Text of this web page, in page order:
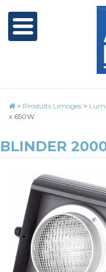
> Produits Limoges >
x 650W
BLINDER